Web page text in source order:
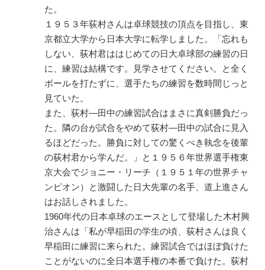
た。
１９５３年荻村さんは卓球競技の頂点を目指し、東
京都立大学から日本大学に転学しました。「忘れも
しない、荻村君ははじめての日大卓球部の練習の日
に、練習は結構です。見学させてください。と全く
ボールを打たずに、選手たちの練習を数時間じっと
見ていた。
また、荻村―田中の練習試合はまさに真剣勝負だっ
た。隣の台が試合をやめて荻村―田中の試合に見入
るほどだった。勝負に対しての驚くべき執念を後輩
の荻村君から学んだ。」と１９５６年世界選手権東
京大会でジョニー・リーチ（１９５１年の世界チャ
ンピオン）と激闘した日大先輩の名手、道上進さん
はお話しされました。
1960年代の日本卓球のエースとして登場した木村興
治さんは「私が早稲田の学生の頃、荻村さんは良く
早稲田に練習に来られた。練習試合ではほぼ負けた
ことがないのに全日本選手権の本番で負けた。荻村